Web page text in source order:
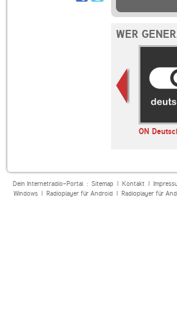
WER
ON
Dein Internetradio-Portal : Sitemap| Kontakt|
Windows| Radioplayer für Android| Radioplayer für